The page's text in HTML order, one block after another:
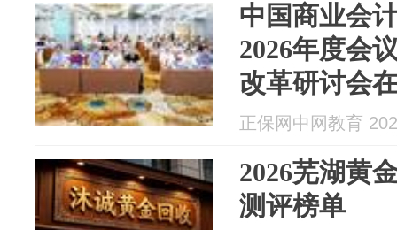
中国商业会
2026年度会
改革研讨会
正保网中网教育
2026芜湖黄
测评榜单